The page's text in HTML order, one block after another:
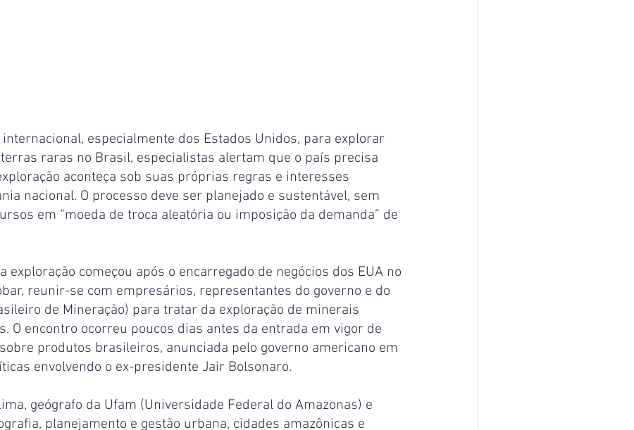
especialmente dos Estados Unidos, para explorar
raras no Brasil, especialistas alertam que o país precisa
aconteça sob suas próprias regras e interesses
nacional. O processo deve ser planejado e sustentável, sem
em “moeda de troca aleatória ou imposição da demanda” de
exploração começou após o encarregado de negócios dos EUA no
reunir-se com empresários, representantes do governo e do
de Mineração) para tratar da exploração de minerais
O encontro ocorreu poucos dias antes da entrada em vigor de
produtos brasileiros, anunciada pelo governo americano em
envolvendo o ex-presidente Jair Bolsonaro.
geógrafo da Ufam (Universidade Federal do Amazonas) e
planejamento e gestão urbana, cidades amazônicas e